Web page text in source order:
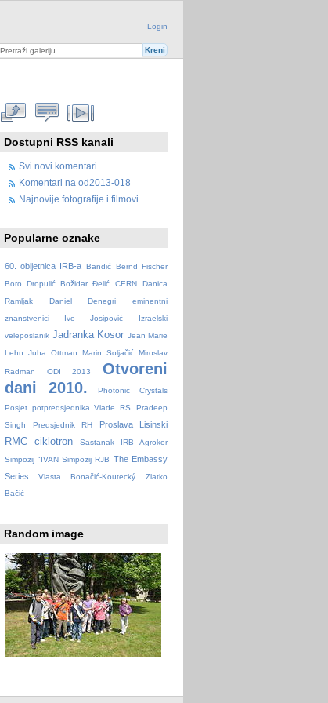
Login
Dostupni RSS kanali
Svi novi komentari
Komentari na od2013-018
Najnovije fotografije i filmovi
Popularne oznake
60. obljetnica IRB-a Bandić Bernd Fischer
Boro Dropulić
Božidar Đelić CERN
Danica
Ramljak
Daniel Denegri
eminentni
znanstvenici
Ivo Josipović
Izraelski
veleposlanik Jadranka Kosor Jean Marie
Lehn
Juha Ottman Marin Soljačić Miroslav
Radman ODI 2013
Otvoreni
dani 2010.
Photonic Crystals
Posjet potpredsjednika Vlade RS
Pradeep
Singh
Predsjednik RH Proslava Lisinski
RMC ciklotron
Sastanak IRB Agrokor
Simpozij "IVAN Simpozij RJB The Embassy
Series
Vlasta Bonačić-Koutecký
Zlatko
Bačić
Random image